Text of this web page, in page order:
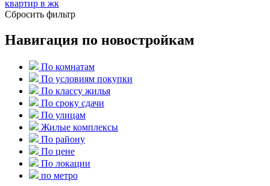
квартир в жк
Сбросить фильтр
Навигация по новостройкам
По комнатам
По условиям покупки
По классу жилья
По сроку сдачи
По улицам
Жилые комплексы
По району
По цене
По локации
по метро